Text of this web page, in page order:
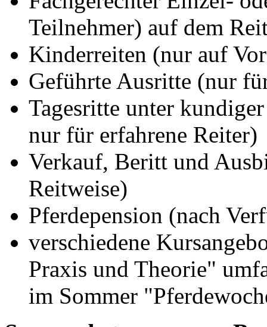
Teilnehmer) auf dem
Kinderreiten (nur auf
Geführte Ausritte (nur
Tagesritte unter
nur für erfahrene Reiter)
Verkauf, Beritt und
Reitweise)
Pferdepension (nach
verschiedene
Praxis und Theorie"
im Sommer